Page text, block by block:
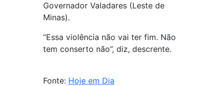
Governador Valadares (Leste de
Minas).
“Essa violência não vai ter fim. Não
tem conserto não”, diz, descrente.
Fonte: Hoje em Dia